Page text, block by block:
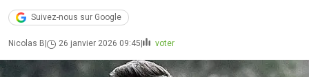
Suivez-nous sur Google
Nicolas B 26 janvier 2026 09:45 voter